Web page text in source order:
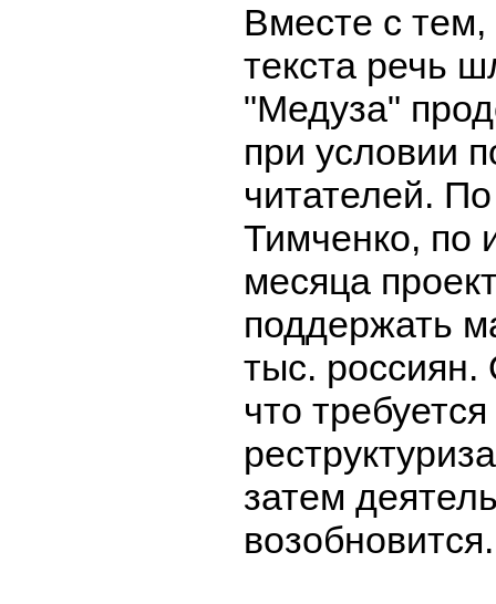
Вместе с тем,
текста речь
"Медуза"
при условии
читателей.
Тимченко, по
месяца
поддержать
тыс.
что
затем
возобновится.